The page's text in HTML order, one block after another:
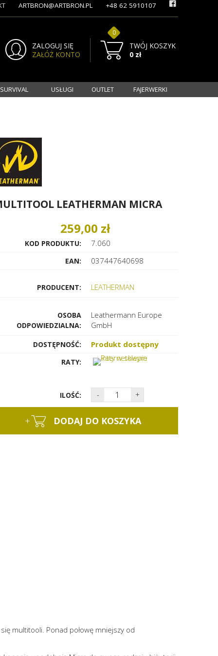
ZALOGUJ SIĘ
ZAŁÓŻ KONTO
TWÓJ KOSZYK
0
0 zł
ARTBRON@ARTBRON.PL +48 62 5910107
USŁUGI OUTLET FAJERWERKI
LEATHERMAN MICRA
259,00 zł
KOD PRODUKTU: 7.060
EAN: 037447640698
PRODUCENT: LEATHERMAN
OSOBA
ODPOWIEDZIALNA:
Leathermann Europe
GmbH
DOSTĘPNOŚĆ: Produkt dostępny
RATY:
ILOŚĆ: - +
+ DODAJ DO KOSZYKA
multitooli. Ponad połowę mniejszy od